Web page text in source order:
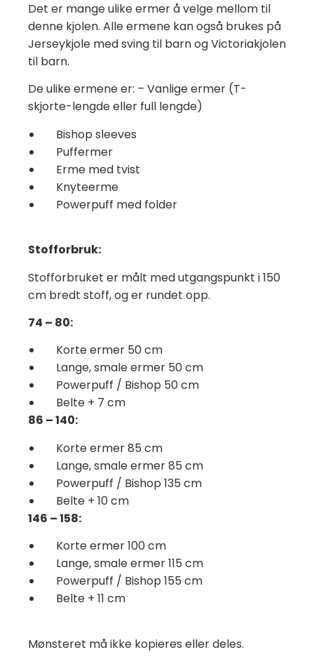
Det er mange ulike ermer å velge mellom til
denne kjolen. Alle ermene kan også brukes på
Jerseykjole med sving til barn og Victoriakjolen
til barn.
De ulike ermene er: – Vanlige ermer (T-
skjorte-lengde eller full lengde)
Bishop sleeves
Puffermer
Erme med tvist
Knyteerme
Powerpuff med folder
Stofforbruk:
Stofforbruket er målt med utgangspunkt i 150
cm bredt stoff, og er rundet opp.
74 – 80:
Korte ermer 50 cm
Lange, smale ermer 50 cm
Powerpuff / Bishop 50 cm
Belte + 7 cm
86 – 140:
Korte ermer85 cm
Lange, smale ermer85 cm
Powerpuff / Bishop 135 cm
Belte + 10 cm
146 – 158:
Korte ermer100 cm
Lange, smale ermer115 cm
Powerpuff / Bishop 155 cm
Belte + 11 cm
Mønsteret må ikke kopieres eller deles.